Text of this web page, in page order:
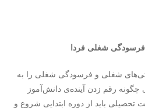
شغلی فردا
شغلی و فرسودگی شغلی را به
چگونه رقم زدن آینده‌ی دانش‌آموز
تحصیلی باید از دوره ابتدایی شروع و